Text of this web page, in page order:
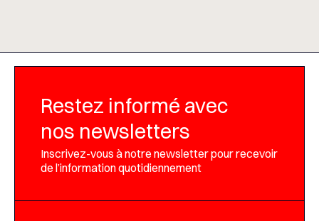
Restez informé avec
nos newsletters
Inscrivez-vous à notre newsletter pour recevoir
de l’information quotidiennement